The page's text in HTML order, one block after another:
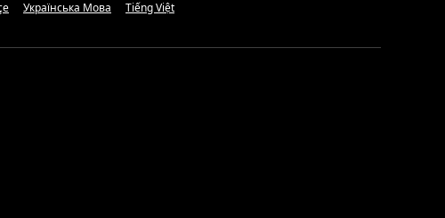
Українська Мова Tiếng Việt